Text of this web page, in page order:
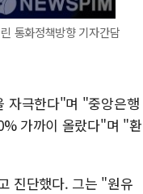
통화정책방향 기자간담
자극한다"며 "중앙은행
가까이 올랐다"며 "환
진단했다. 그는 "원유